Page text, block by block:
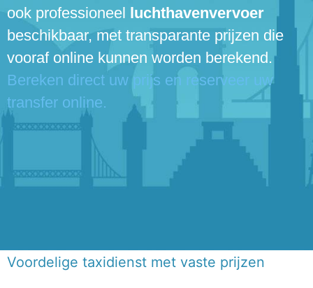
ook professioneel luchthavenvervoer
beschikbaar, met transparante prijzen die
vooraf online kunnen worden berekend.
Bereken direct uw prijs en reserveer uw
transfer online.
Voordelige taxidienst met vaste prijzen